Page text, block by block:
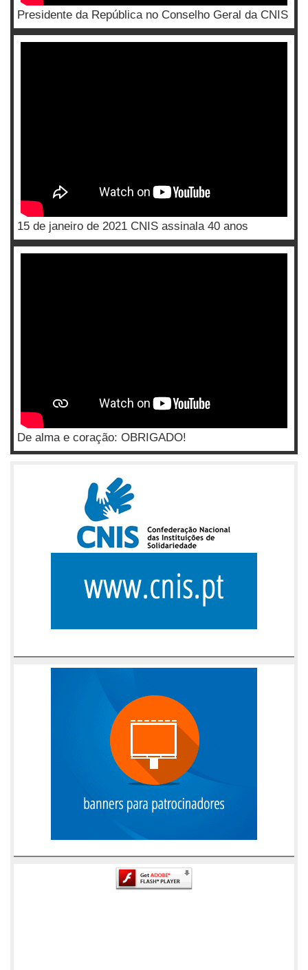
Presidente da República no Conselho Geral da CNIS
15 de janeiro de 2021 CNIS assinala 40 anos
De alma e coração: OBRIGADO!